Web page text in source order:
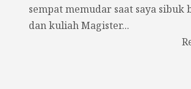
sempat memudar saat saya sibuk
dan kuliah Magister...